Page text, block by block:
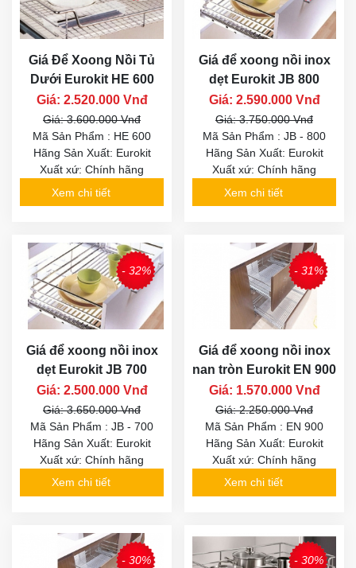
Giá Để Xoong Nồi Tủ
Dưới Eurokit HE 600
Giá: 2.520.000 Vnđ
Giá: 3.600.000 Vnđ
Mã Sản Phẩm : HE 600
Hãng Sản Xuất: Eurokit
Xuất xứ: Chính hãng
Xem chi tiết
Giá để xoong nồi inox
dẹt Eurokit JB 800
Giá: 2.590.000 Vnđ
Giá: 3.750.000 Vnđ
Mã Sản Phẩm : JB - 800
Hãng Sản Xuất: Eurokit
Xuất xứ: Chính hãng
Xem chi tiết
- 32%
Giá để xoong nồi inox
dẹt Eurokit JB 700
Giá: 2.500.000 Vnđ
Giá: 3.650.000 Vnđ
Mã Sản Phẩm : JB - 700
Hãng Sản Xuất: Eurokit
Xuất xứ: Chính hãng
Xem chi tiết
- 31%
Giá để xoong nồi inox
nan tròn Eurokit EN 900
Giá: 1.570.000 Vnđ
Giá: 2.250.000 Vnđ
Mã Sản Phẩm : EN 900
Hãng Sản Xuất: Eurokit
Xuất xứ: Chính hãng
Xem chi tiết
- 30% - 30%